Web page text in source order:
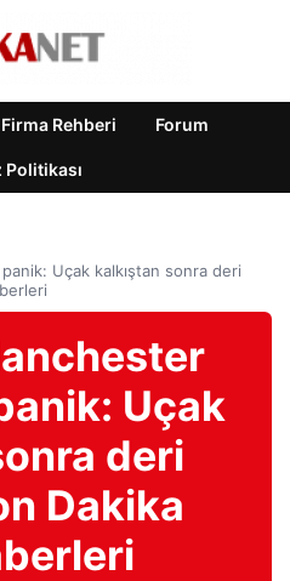
Firma Rehberi Forum
Politikası
Uçak kalkıştan sonra deri
Uçak
deri
Dakika